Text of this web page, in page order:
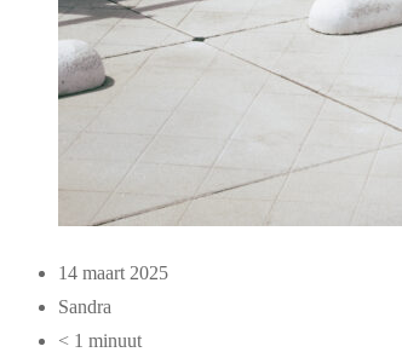
14 maart 2025
Sandra
< 1 minuut